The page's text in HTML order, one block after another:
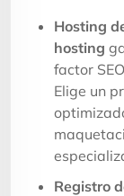
Hosting
hosting
factor
Elige un
Registro